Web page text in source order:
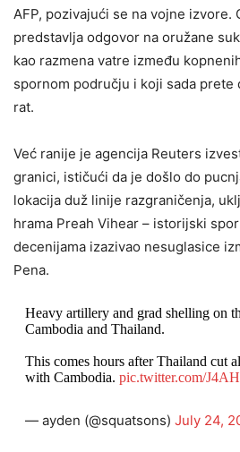
AFP, pozivajući se na vojne izvore.
predstavlja odgovor na oružane
kao razmena vatre između
spornom području i koji sada prete
rat.
Već ranije je agencija Reuters
granici, ističući da je došlo do
lokacija duž linije razgraničenja,
hrama Preah Vihear – istorijski
decenijama izazivao nesuglasice
Pena.
Heavy artillery and grad shelling on
Cambodia and Thailand.
This comes hours after Thailand cut
with Cambodia. pic.twitter.com/
— ayden (@squatsons) July 24,